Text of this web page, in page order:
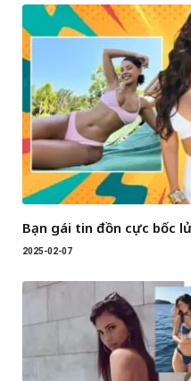
Bạn gái tin đồn cực bốc
2025-02-07